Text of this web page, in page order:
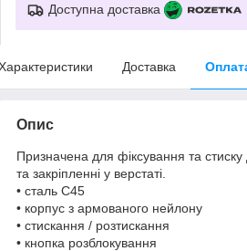
Доступна доставка
Доставка
Опис
Призначена для фіксування та
та закріпленні у верстаті.
• сталь C45
• корпус з армованого нейлону
• стискання / розтискання
• кнопка розблокування